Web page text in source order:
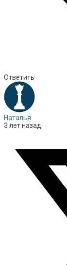
Ответить
Наталья
3 лет назад